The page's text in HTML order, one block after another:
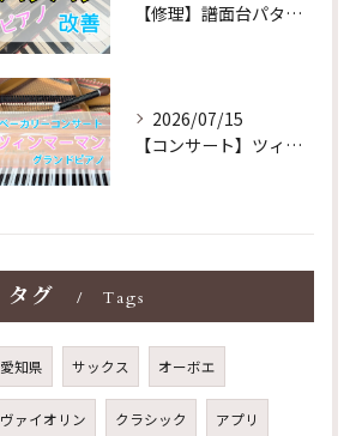
【修理】譜面台パタパタを改善！ストレス解消！
2026/07/15
【コンサート】ツィンマーマンのグランドピアノ♪木目猫足グラン...
タグ Tags
愛知県 サックス オーボエ
ヴァイオリン クラシック アプリ